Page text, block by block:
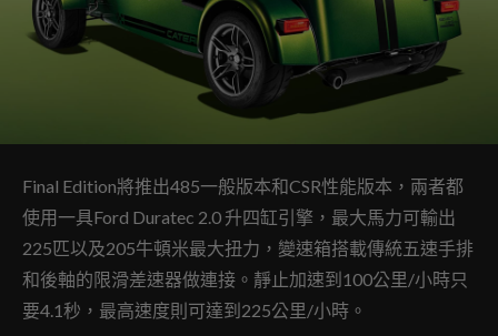
Final Edition將推出485一般版本和CSR性能版本，兩者都
使用一具Ford Duratec 2.0 升四缸引擎，最大馬力可輸出
225匹以及205牛頓米最大扭力，變速箱搭載傳統五速手排
和後軸的限滑差速器做連接。靜止加速到100公里/小時只
要4.1秒，最高速度則可達到225公里/小時。